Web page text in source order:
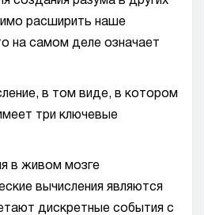
расширить наше
на самом деле означает
в том виде, в котором
три ключевые
в живом мозге
вычисления являются
дискретные события с